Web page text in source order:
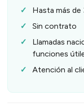
Hasta más de
Sin contrato
Llamadas
funciones
Atención al